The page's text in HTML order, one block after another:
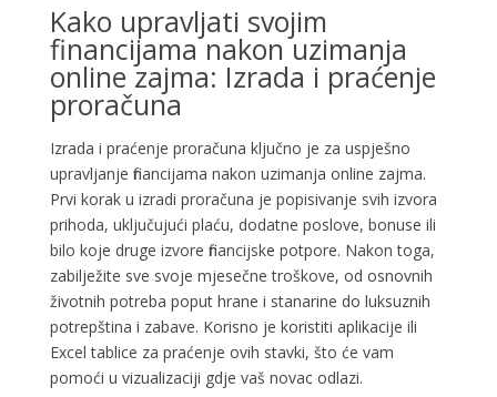
Kako upravljati svojim
financijama nakon uzimanja
online zajma: Izrada i praćenje
proračuna
Izrada i praćenje proračuna ključno je za uspješno
upravljanje financijama nakon uzimanja online zajma.
Prvi korak u izradi proračuna je popisivanje svih izvora
prihoda, uključujući plaću, dodatne poslove, bonuse ili
bilo koje druge izvore financijske potpore. Nakon toga,
zabilježite sve svoje mjesečne troškove, od osnovnih
životnih potreba poput hrane i stanarine do luksuznih
potrepština i zabave. Korisno je koristiti aplikacije ili
Excel tablice za praćenje ovih stavki, što će vam
pomoći u vizualizaciji gdje vaš novac odlazi.